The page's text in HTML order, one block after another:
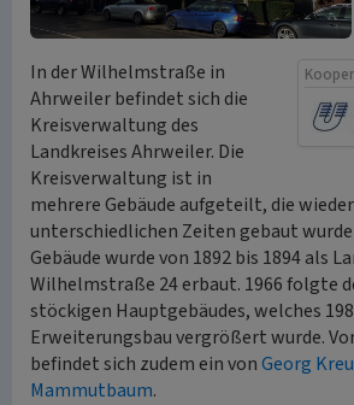
In der Wilhelmstraße in
Ahrweiler befindet sich die
Kreisverwaltung des
Landkreises Ahrweiler. Die
Kreisverwaltung ist in
mehrere Gebäude aufgeteilt, die
unterschiedlichen Zeiten gebaut
Gebäude wurde von 1892 bis 1894 als
Wilhelmstraße 24 erbaut. 1966 folgte
stöckigen Hauptgebäudes, welches
Erweiterungsbau vergrößert wurde.
befindet sich zudem ein vonGeorg
Mammutbaum.